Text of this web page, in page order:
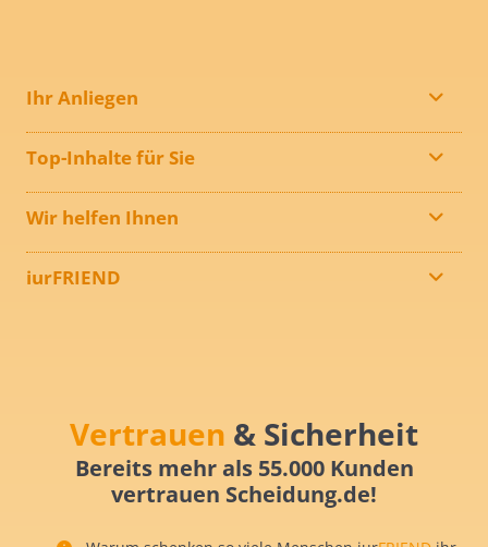
Ihr Anliegen
Top-Inhalte für Sie
Wir helfen Ihnen
iurFRIEND
Vertrauen & Sicherheit
Bereits mehr als 55.000 Kunden
vertrauen Scheidung.de!